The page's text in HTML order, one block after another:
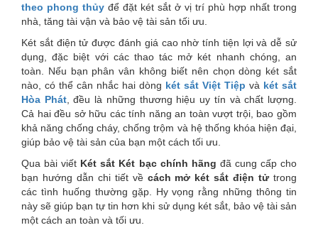
theo phong thủy để đặt két sắt ở vị trí phù hợp nhất trong
nhà, tăng tài vận và bảo vệ tài sản tối ưu.
Két sắt điện tử được đánh giá cao nhờ tính tiện lợi và dễ sử
dụng, đặc biệt với các thao tác mở két nhanh chóng, an
toàn. Nếu bạn phân vân không biết nên chọn dòng két sắt
nào, có thể cân nhắc hai dòng két sắt Việt Tiệp và két sắt
Hòa Phát, đều là những thương hiệu uy tín và chất lượng.
Cả hai đều sở hữu các tính năng an toàn vượt trội, bao gồm
khả năng chống cháy, chống trộm và hệ thống khóa hiện đại,
giúp bảo vệ tài sản của bạn một cách tối ưu.
Qua bài viết Két sắt Két bạc chính hãng đã cung cấp cho
bạn hướng dẫn chi tiết về cách mở két sắt điện tửtrong
các tình huống thường gặp. Hy vọng rằng những thông tin
này sẽ giúp bạn tự tin hơn khi sử dụng két sắt, bảo vệ tài sản
một cách an toàn và tối ưu.